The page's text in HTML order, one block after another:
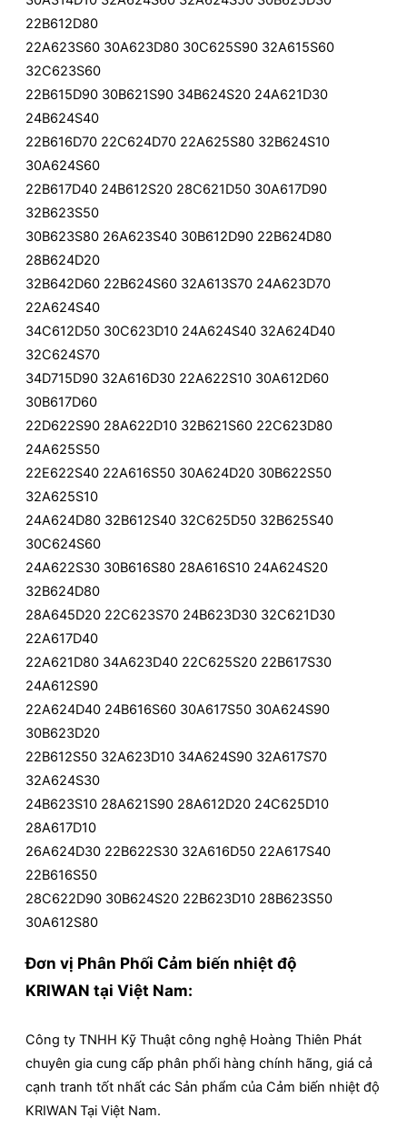
22B612D80
22A623S60 30A623D80 30C625S90 32A615S60
32C623S60
22B615D90 30B621S90 34B624S20 24A621D30
24B624S40
22B616D70 22C624D70 22A625S80 32B624S10
30A624S60
22B617D40 24B612S20 28C621D50 30A617D90
32B623S50
30B623S80 26A623S40 30B612D90 22B624D80
28B624D20
32B642D60 22B624S60 32A613S70 24A623D70
22A624S40
34C612D50 30C623D10 24A624S40 32A624D40
32C624S70
34D715D90 32A616D30 22A622S10 30A612D60
30B617D60
22D622S90 28A622D10 32B621S60 22C623D80
24A625S50
22E622S40 22A616S50 30A624D20 30B622S50
32A625S10
24A624D80 32B612S40 32C625D50 32B625S40
30C624S60
24A622S30 30B616S80 28A616S10 24A624S20
32B624D80
28A645D20 22C623S70 24B623D30 32C621D30
22A617D40
22A621D80 34A623D40 22C625S20 22B617S30
24A612S90
22A624D40 24B616S60 30A617S50 30A624S90
30B623D20
22B612S50 32A623D10 34A624S90 32A617S70
32A624S30
24B623S10 28A621S90 28A612D20 24C625D10
28A617D10
26A624D30 22B622S30 32A616D50 22A617S40
22B616S50
28C622D90 30B624S20 22B623D10 28B623S50
30A612S80
Đơn vị Phân Phối Cảm biến nhiệt độ
KRIWAN tại Việt Nam:
Công ty TNHH Kỹ Thuật công nghệ Hoàng Thiên Phát
chuyên gia cung cấp phân phối hàng chính hãng, giá cả
cạnh tranh tốt nhất các Sản phẩm của Cảm biến nhiệt độ
KRIWAN Tại Việt Nam.